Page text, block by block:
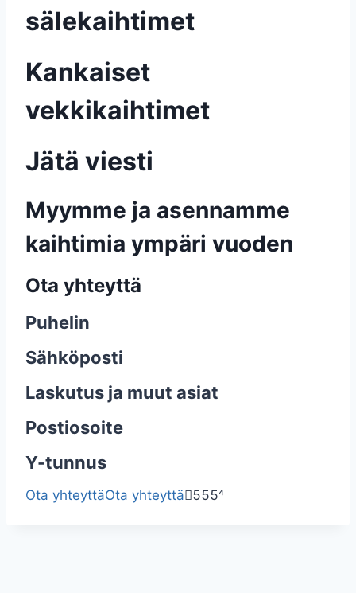
sälekaihtimet
Kankaiset
vekkikaihtimet
Jätä viesti
Myymme ja asennamme
kaihtimia ympäri vuoden
Ota yhteyttä
Puhelin
Sähköposti
Laskutus ja muut asiat
Postiosoite
Y-tunnus
Ota yhteyttäOta yhteyttä